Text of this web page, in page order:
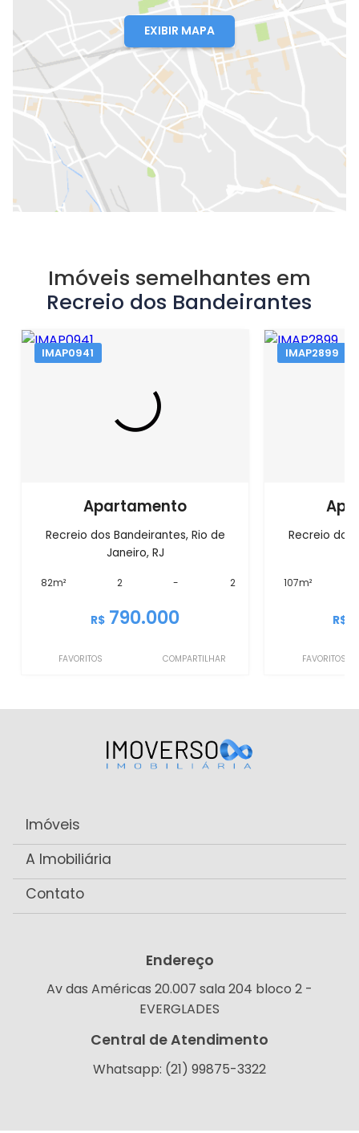
EXIBIR MAPA
Imóveis semelhantes em
Recreio dos Bandeirantes
IMAP0941
Apartamento
Recreio dos Bandeirantes, Rio de
Janeiro, RJ
82m² 2 - 2
R$ 790.000
FAVORITOS COMPARTILHAR
IMAP2899
Recreio dos
107m²
R$
FAVORITOS
Imóveis
A Imobiliária
Contato
Endereço
Av das Américas 20.007 sala 204 bloco 2 -
EVERGLADES
Central de Atendimento
Whatsapp: (21) 99875-3322